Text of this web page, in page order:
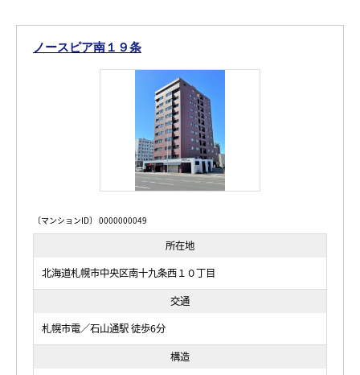
ノースピア南１９条
〔マンションID〕 0000000049
所在地
北海道札幌市中央区南十九条西１０丁目
交通
札幌市電／石山通駅 徒歩6分
構造